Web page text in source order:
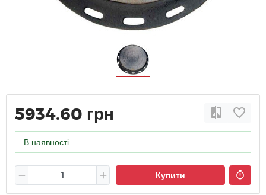
5934.60 грн
В наявності
Купити